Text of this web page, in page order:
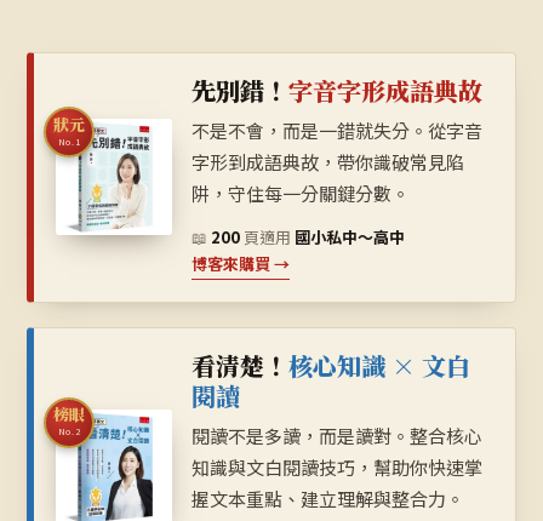
狀元
No.1
先別錯！ 字音字形成語典故
不是不會，而是一錯就失分。從字音
字形到成語典故，帶你識破常見陷
阱，守住每一分關鍵分數。
📖 200 頁適用 國小私中～高中
博客來購買 →
榜眼
No.2
看清楚！ 核心知識 × 文白
閱讀
閱讀不是多讀，而是讀對。整合核心
知識與文白閱讀技巧，幫助你快速掌
握文本重點、建立理解與整合力。